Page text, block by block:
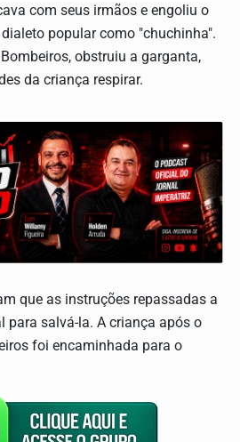
com seus irmãos e engoliu o
popular como "chuchinha".
obstruiu a garganta,
da criança respirar.
que as instruções repassadas a
para salvá-la. A criança após o
foi encaminhada para o